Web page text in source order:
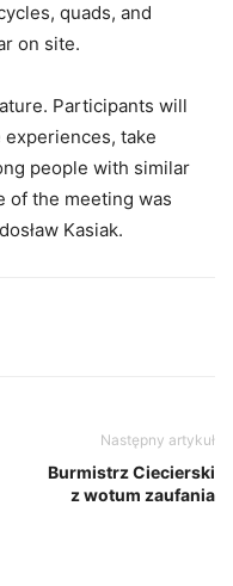
quads, and
on site.
Participants will
take
people with similar
of the meeting was
Kasiak.
Następny artykuł
Burmistrz Ciecierski
z wotum zaufania